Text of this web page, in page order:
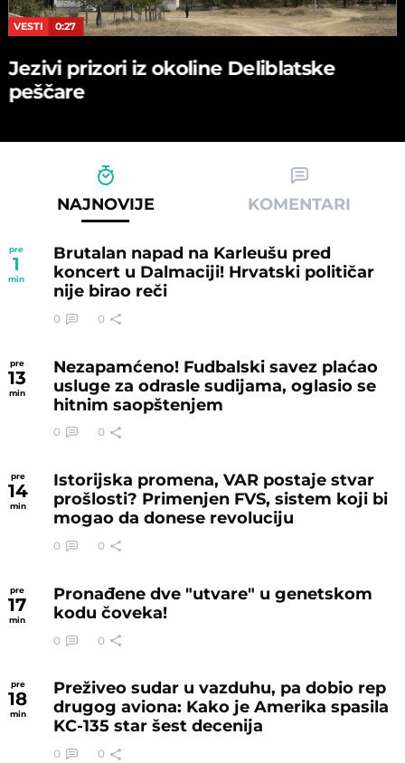
VESTI 0:27
Jezivi prizori iz okoline Deliblatske
peščare
NAJNOVIJE KOMENTARI
pre
1
min
Brutalan napad na Karleušu pred
koncert u Dalmaciji! Hrvatski političar
nije birao reči
0 0
pre
13
min
Nezapamćeno! Fudbalski savez plaćao
usluge za odrasle sudijama, oglasio se
hitnim saopštenjem
0 0
pre
14
min
Istorijska promena, VAR postaje stvar
prošlosti? Primenjen FVS, sistem koji bi
mogao da donese revoluciju
0 0
pre
17
min
Pronađene dve "utvare" u genetskom
kodu čoveka!
0 0
pre
18
min
Preživeo sudar u vazduhu, pa dobio rep
drugog aviona: Kako je Amerika spasila
KC-135 star šest decenija
0 0